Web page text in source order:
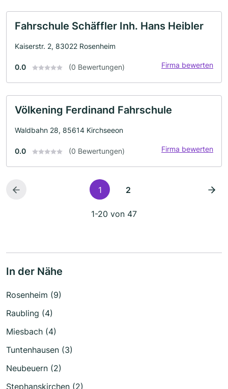
Fahrschule Schäffler Inh. Hans Heibler
Kaiserstr. 2, 83022 Rosenheim
0.0 (0 Bewertungen) Firma bewerten
Völkening Ferdinand Fahrschule
Waldbahn 28, 85614 Kirchseeon
0.0 (0 Bewertungen) Firma bewerten
1 2
1-20 von 47
In der Nähe
Rosenheim (9)
Raubling (4)
Miesbach (4)
Tuntenhausen (3)
Neubeuern (2)
Stephanskirchen (2)